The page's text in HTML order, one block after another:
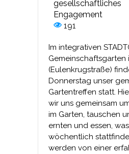
gesellschaftliches
Engagement
191
Im integrativen
Gemeinschaftsgarten
(Eulenkrugstraße)
Donnerstag unser
Gartentreffen statt.
wir uns gemeinsam
im Garten, tauschen
ernten und essen,
wöchentlich
werden von einer